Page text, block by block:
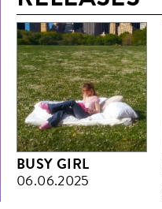
BUSY GIRL
06.06.2025